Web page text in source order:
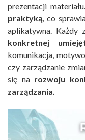
prezentacji materiału.
praktyką, co
aplikatywna. Każdy
konkretnej
komunikacja,
czy zarządzanie
się narozwoju
zarządzania.